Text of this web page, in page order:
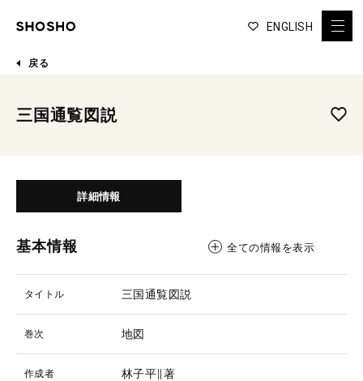
ENGLISH
戻る
三国通覧図説
詳細情報
基本情報 全ての情報を表示
タイトル 三国通覧図説
巻次 地図
作成者 林子平∥著